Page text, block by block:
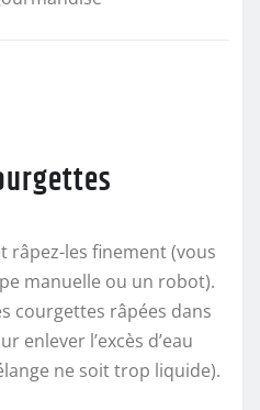
râpez-les finement (vous
manuelle ou un robot).
courgettes râpées dans
enlever l’excès d’eau
ne soit trop liquide).